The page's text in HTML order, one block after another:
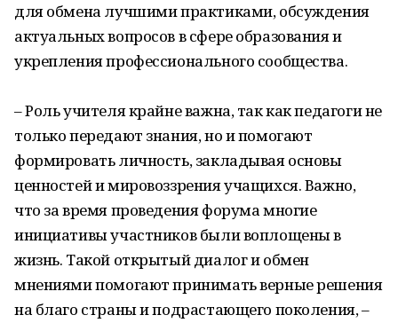
для обмена лучшими практиками, обсуждения
актуальных вопросов в сфере образования и
укрепления профессионального сообщества.
– Роль учителя крайне важна, так как педагоги не
только передают знания, но и помогают
формировать личность, закладывая основы
ценностей и мировоззрения учащихся. Важно,
что за время проведения форума многие
инициативы участников были воплощены в
жизнь. Такой открытый диалог и обмен
мнениями помогают принимать верные решения
на благо страны и подрастающего поколения, –